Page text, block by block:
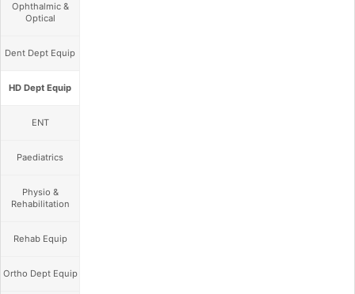
Ophthalmic &
Optical
Dent Dept Equip
HD Dept Equip
ENT
Paediatrics
Physio &
Rehabilitation
Rehab Equip
Ortho Dept Equip